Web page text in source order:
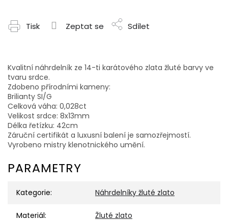
Tisk Zeptat se Sdílet
Kvalitní náhrdelník ze 14-ti karátového zlata žluté barvy ve
tvaru srdce.
Zdobeno přírodními kameny:
Brilianty SI/G
Celková váha: 0,028ct
Velikost srdce: 8x13mm
Délka řetízku: 42cm
Záruční certifikát a luxusní balení je samozřejmostí.
Vyrobeno mistry klenotnického umění.
PARAMETRY
Kategorie: Náhrdelníky žluté zlato
Materiál: Žluté zlato